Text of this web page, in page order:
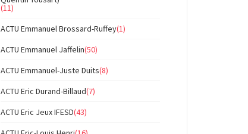
(11)
ACTU Emmanuel Brossard-Ruffey(1)
ACTU Emmanuel Jaffelin(50)
ACTU Emmanuel-Juste Duits(8)
ACTU Eric Durand-Billaud(7)
ACTU Eric Jeux IFESD(43)